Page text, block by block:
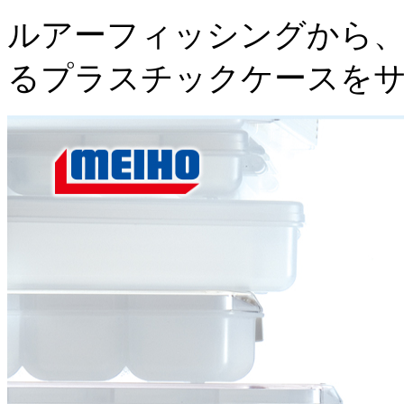
ルアーフィッシングから
るプラスチックケースを